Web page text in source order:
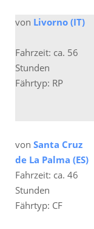
von Livorno (IT)
Fahrzeit: ca. 56
Stunden
Fährtyp: RP
von Santa Cruz
de La Palma (ES)
Fahrzeit: ca. 46
Stunden
Fährtyp: CF